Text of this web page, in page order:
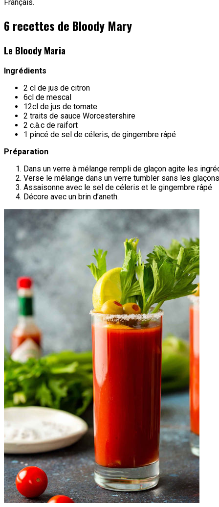
Français.
6 recettes de Bloody Mary
Le Bloody Maria
Ingrédients
2 cl de jus de citron
6cl de mescal
12cl de jus de tomate
2 traits de sauce Worcestershire
2 c.à.c de raifort
1 pincé de sel de céleris, de gingembre râpé
Préparation
Dans un verre à mélange rempli de glaçon agite les
Verse le mélange dans un verre tumbler sans les glaçons
Assaisonne avec le sel de céleris et le gingembre râpé
Décore avec un brin d’aneth.